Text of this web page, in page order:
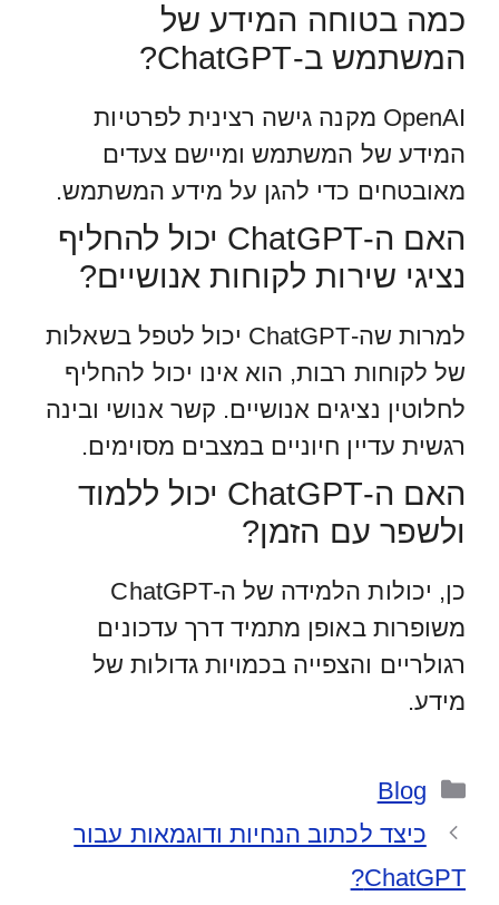
כמה בטוחה המידע של
המשתמש ב-ChatGPT?
OpenAI מקנה גישה רצינית לפרטיות
המידע של המשתמש ומיישם צעדים
מאובטחים כדי להגן על מידע המשתמש.
האם ה-ChatGPT יכול להחליף
נציגי שירות לקוחות אנושיים?
למרות שה-ChatGPT יכול לטפל בשאלות
של לקוחות רבות, הוא אינו יכול להחליף
לחלוטין נציגים אנושיים. קשר אנושי ובינה
רגשית עדיין חיוניים במצבים מסוימים.
האם ה-ChatGPT יכול ללמוד
ולשפר עם הזמן?
כן, יכולות הלמידה של ה-ChatGPT
משופרות באופן מתמיד דרך עדכונים
רגולריים והצפייה בכמויות גדולות של
מידע.
קטגוריות
Blog
כיצד לכתוב הנחיות ודוגמאות עבור
ChatGPT?